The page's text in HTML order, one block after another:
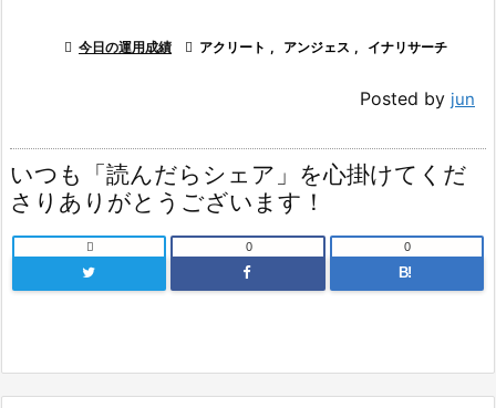
 今日の運用成績  アクリート , アンジェス , イナリサーチ
Posted by jun
いつも「読んだらシェア」を心掛けてくだ
さりありがとうございます！
 0
B!
0